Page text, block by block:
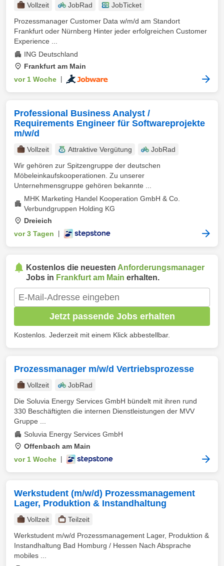
Vollzeit JobRad
JobTicket
Prozessmanager Customer Data w/m/d am Standort
Frankfurt oder Nürnberg Hinter jeder erfolgreichen Customer
Experience ...
ING Deutschland
Frankfurt am Main
vor 1 Woche
Professional Business Analyst /
Requirements Engineer für Softwareprojekte
m/w/d
Vollzeit Attraktive Vergütung
JobRad
Wir gehören zur Spitzengruppe der deutschen
Möbeleinkaufskooperationen. Zu unserer
Unternehmensgruppe gehören bekannte ...
MHK Marketing Handel Kooperation GmbH & Co.
Verbundgruppen Holding KG
Dreieich
vor 3 Tagen
Kostenlos die neuesten Anforderungsmanager
Jobs in Frankfurt am Main erhalten.
Jetzt passende Jobs erhalten
Kostenlos. Jederzeit mit einem Klick abbestellbar.
Prozessmanager m/w/d Vertriebsprozesse
Vollzeit
JobRad
Die Soluvia Energy Services GmbH bündelt mit ihren rund
330 Beschäftigten die internen Dienstleistungen der MVV
Gruppe ...
Soluvia Energy Services GmbH
Offenbach am Main
vor 1 Woche
Werkstudent (m/w/d) Prozessmanagement
Lager, Produktion & Instandhaltung
Vollzeit
Teilzeit
Werkstudent m/w/d Prozessmanagement Lager, Produktion &
Instandhaltung Bad Homburg / Hessen Nach Absprache
mobiles ...